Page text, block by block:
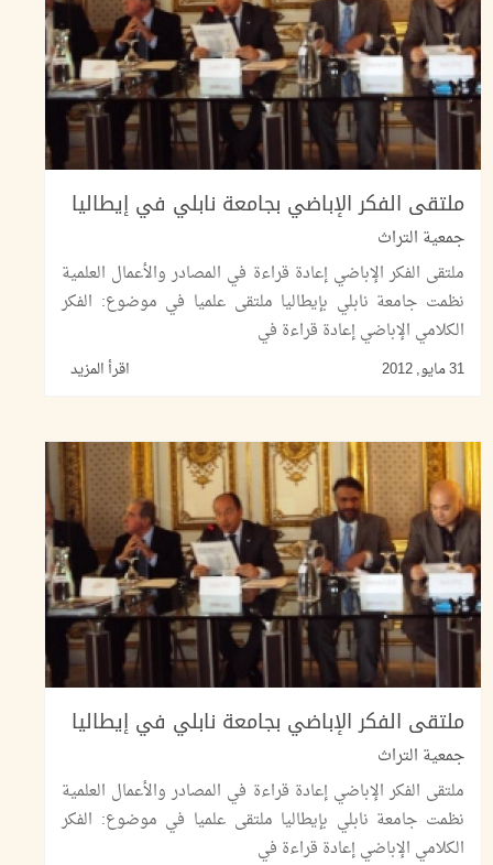
ملتقى الفكر الإباضي بجامعة نابلي في إيطاليا
جمعية التراث
ملتقى الفكر الإباضي إعادة قراءة في المصادر والأعمال العلمية
نظمت جامعة نابلي بإيطاليا ملتقى علميا في موضوع: الفكر
الكلامي الإباضي إعادة قراءة في
31 مايو, 2012 اقرأ المزيد
ملتقى الفكر الإباضي بجامعة نابلي في إيطاليا
جمعية التراث
ملتقى الفكر الإباضي إعادة قراءة في المصادر والأعمال العلمية
نظمت جامعة نابلي بإيطاليا ملتقى علميا في موضوع: الفكر
الكلامي الإباضي إعادة قراءة في